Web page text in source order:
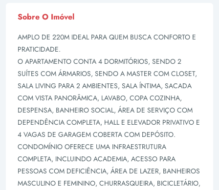
Sobre O Imóvel
AMPLO DE 220M IDEAL PARA QUEM BUSCA CONFORTO E
PRATICIDADE.
O APARTAMENTO CONTA 4 DORMITÓRIOS, SENDO 2
SUÍTES COM ÁRMARIOS, SENDO A MASTER COM CLOSET,
SALA LIVING PARA 2 AMBIENTES, SALA ÍNTIMA, SACADA
COM VISTA PANORÂMICA, LAVABO, COPA COZINHA,
DESPENSA, BANHEIRO SOCIAL, ÁREA DE SERVIÇO COM
DEPENDÊNCIA COMPLETA, HALL E ELEVADOR PRIVATIVO E
4 VAGAS DE GARAGEM COBERTA COM DEPÓSITO.
CONDOMÍNIO OFERECE UMA INFRAESTRUTURA
COMPLETA, INCLUINDO ACADEMIA, ACESSO PARA
PESSOAS COM DEFICIÊNCIA, ÁREA DE LAZER, BANHEIROS
MASCULINO E FEMININO, CHURRASQUEIRA, BICICLETÁRIO,